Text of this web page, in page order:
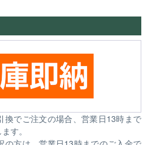
換でご注文の場合、営業日13時まで
す。